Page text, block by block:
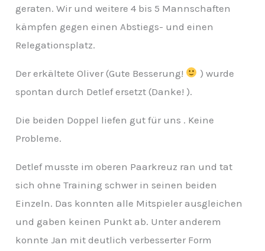
geraten. Wir und weitere 4 bis 5 Mannschaften
kämpfen gegen einen Abstiegs- und einen
Relegationsplatz.
Der erkältete Oliver (Gute Besserung!
) wurde
spontan durch Detlef ersetzt (Danke! ).
Die beiden Doppel liefen gut für uns . Keine
Probleme.
Detlef musste im oberen Paarkreuz ran und tat
sich ohne Training schwer in seinen beiden
Einzeln. Das konnten alle Mitspieler ausgleichen
und gaben keinen Punkt ab. Unter anderem
konnte Jan mit deutlich verbesserter Form
i
v